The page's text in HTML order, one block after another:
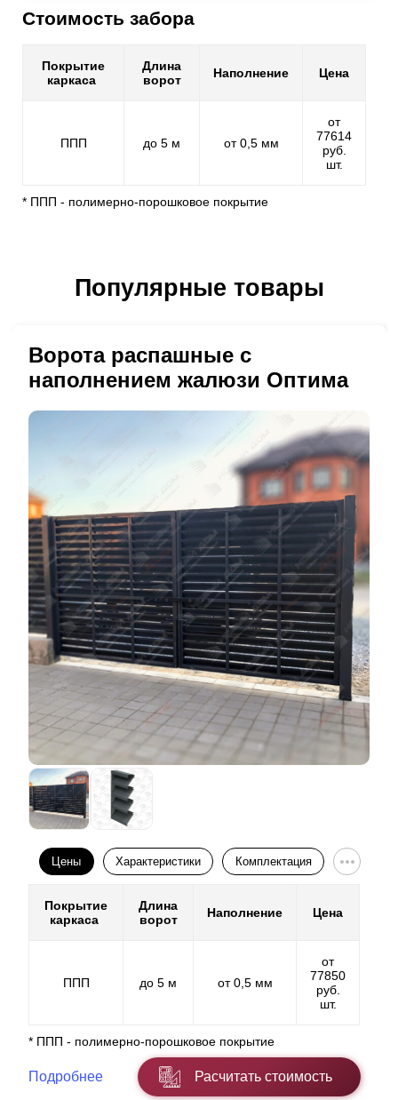
Стоимость забора
Покрытие
каркаса
Длина
ворот
Наполнение Цена
ППП до 5 м от 0,5 мм
от
77614
руб.
шт.
* ППП - полимерно-порошковое покрытие
Популярные товары
Ворота распашные с
наполнением жалюзи Оптима
Цены Характеристики Комплектация
Покрытие
каркаса
Длина
ворот
Наполнение Цена
ППП до 5 м от 0,5 мм
от
77850
руб.
шт.
* ППП - полимерно-порошковое покрытие
Подробнее Расчитать стоимость